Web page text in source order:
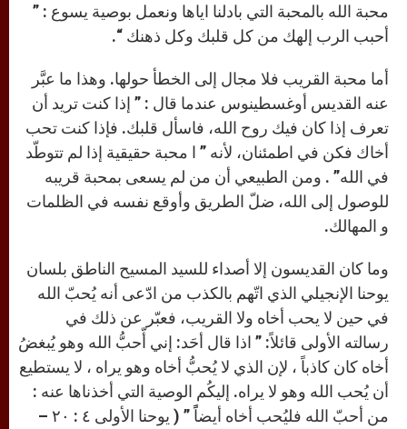
محبة الله بالمحبة التي بادلنا اياها ونعمل بوصية يسوع : ”
أحبب الرب إلهك من كل قلبك وكل ذهنك “.
أما محبة القريب فلا مجال إلى الخطأ حولها. وهذا ما عبَّر
عنه القديس أوغسطينوس عندما قال : ” إذا كنت تريد أن
تعرف إذا كان فيك روح الله، فاسأل قلبك. فإذا كنت تحب
أخاك فكن في اطمئنان، لأنه ” ا محبة حقيقية إذا لم تتوطّد
في الله” . ومن الطبيعي أن من لم يسعى بمحبة قريبه
للوصول إلى الله، ضلّ الطريق وأوقع نفسه في الظلمات
و المهالك.
وما كان القديسون إلا أصداء للسيد المسيح الناطق بلسان
يوحنا الإنجيلي الذي اتّهم بالكذب من ادّعى أنه يُحبّ الله
في حين لا يحب أخاه ولا القريب، فعبّر عن ذلك في
رسالته الأولى قائلاً: ” اذا قال أحَد: إني أّحبُّ الله وهو يُبغضُ
أخاه كان كاذباً ، لإن الذي لا يُحبُّ أخاه وهو يراه ، لا يستطيع
أن يُحب الله وهو لا يراه. إليكُم الوصية التي أخذناها عنه :
من أحبّ الله فليُحب أخاه أيضاًً ” ( يوحنا الأولى ٤ : ٢٠ –